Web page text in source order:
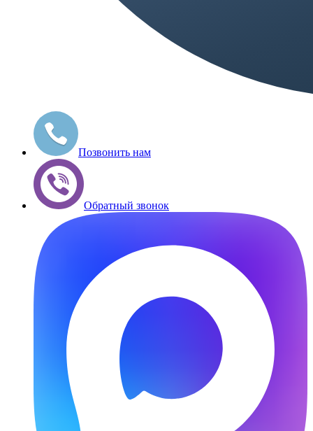
Позвонить нам
Обратный звонок